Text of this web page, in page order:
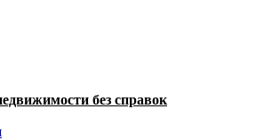
без справок